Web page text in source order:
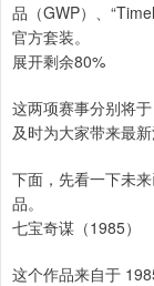
品（GWP）、
官方套装。
展开剩余80%
这两项赛事分别将
及时为大家带来最新
下面，先看一下未
品。
七宝奇谋（1985）
这个作品来自于